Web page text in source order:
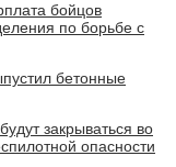
бойцов
по борьбе с
бетонные
закрываться во
опасности